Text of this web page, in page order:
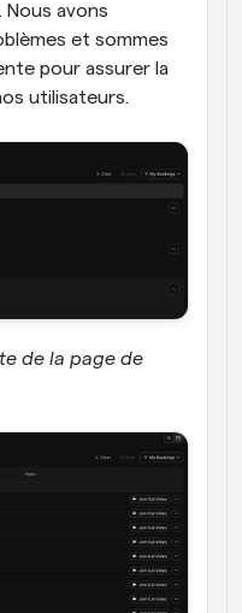
avons
et sommes
pour assurer la
utilisateurs.
de la page de